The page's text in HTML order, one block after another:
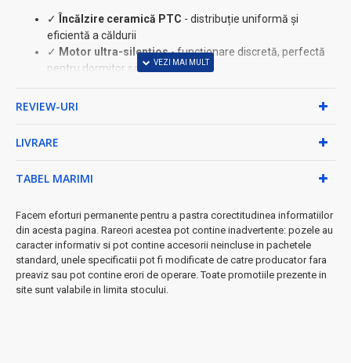
✓ Încălzire ceramică PTC - distribuție uniformă și
eficientă a căldurii
✓ Motor ultra-silențios- funcționare discretă, perfectă
pentru dormitor sau birou
confort automat
✓
• Putere: 1500W pentru încălzire rapidă
• Dimensiuni compacte: 19×20×13 cm
• Greutate ușoară: doar 1.1 kg
• Design portabil cu maner ergonomic
★ Perfect pentru:apartamente, birouri, camere mici, băi sau ca
REVIEW-URI
LIVRARE
TABEL MARIMI
Facem eforturi permanente pentru a pastra corectitudinea informatiilor
din acesta pagina. Rareori acestea pot contine inadvertente: pozele au
caracter informativ si pot contine accesorii neincluse in pachetele
standard, unele specificatii pot fi modificate de catre producator fara
preaviz sau pot contine erori de operare. Toate promotiile prezente in
site sunt valabile in limita stocului.